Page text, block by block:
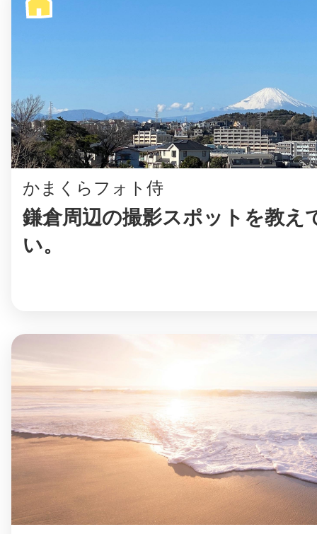
かまくらフォト侍
鎌倉周辺の撮影スポットを教え
い。
©︎ KAYAC Inc.All